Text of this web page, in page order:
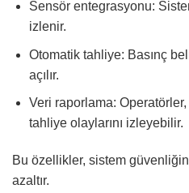
Sensör entegrasyonu:
izlenir.
Otomatik tahliye: Basınç
açılır.
Veri raporlama:
tahliye olaylarını izleyebilir.
Bu özellikler, sistem
azaltır.